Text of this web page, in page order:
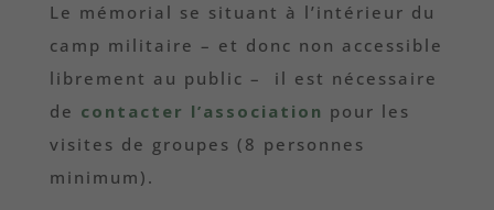
Le mémorial se situant à l’intérieur du
camp militaire – et donc non accessible
librement au public – il est nécessaire
de contacter l’association pour les
visites de groupes (8 personnes
minimum).